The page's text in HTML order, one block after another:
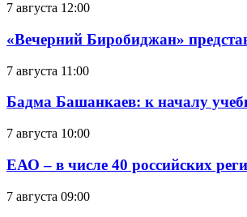
7 августа 12:00
«Вечерний Биробиджан»
7 августа 11:00
Бадма Башанкаев: к началу
7 августа 10:00
ЕАО – в числе 40 российских
7 августа 09:00